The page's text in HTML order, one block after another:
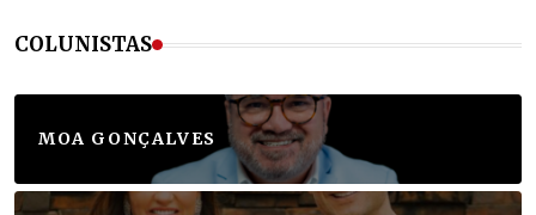
COLUNISTAS
MOA GONÇALVES